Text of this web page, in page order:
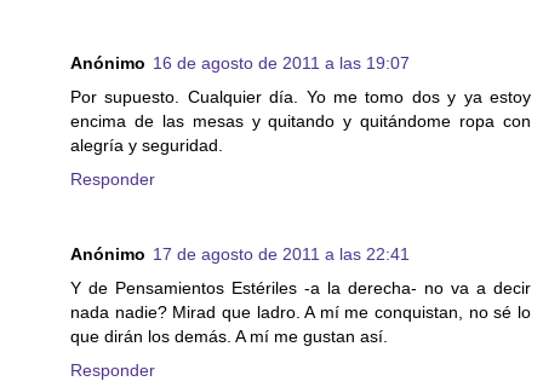
Anónimo 16 de agosto de 2011 a las 19:07
Por supuesto. Cualquier día. Yo me tomo dos y ya estoy
encima de las mesas y quitando y quitándome ropa con
alegría y seguridad.
Responder
Anónimo 17 de agosto de 2011 a las 22:41
Y de Pensamientos Estériles -a la derecha- no va a decir
nada nadie? Mirad que ladro. A mí me conquistan, no sé lo
que dirán los demás. A mí me gustan así.
Responder